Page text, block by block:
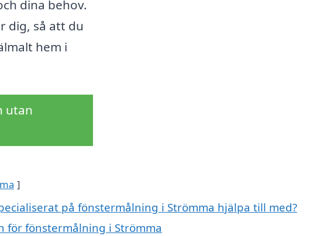
dina behov.
dig, så att du
hem i
utan
på fönstermålning i Strömma hjälpa till med?
för fönstermålning i Strömma